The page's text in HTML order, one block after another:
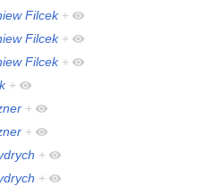
Filcek +
Filcek +
Filcek +
+
+
+
+
+